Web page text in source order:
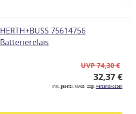
HERTH+BUSS 75614756
Batterierelais
UVP 74,30 €
32,37 €
inkl. gesetzl. MwSt., zzgl.Versandkosten